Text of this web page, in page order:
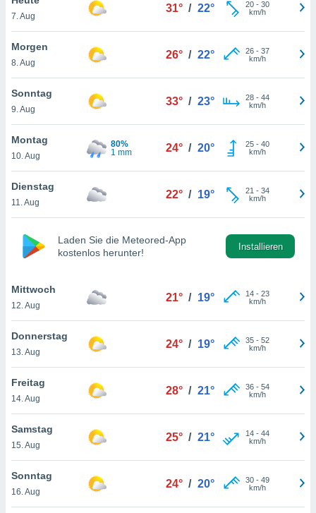
oder
Partner
es uns
das
der
Profil zu
Ihnen
finden
. Sie
jederzeit
Sie
der
weiterhin
7. Aug
31° / 22° 20- 30
km/h
Morgen
8. Aug
26° / 22° 26- 37
km/h
Sonntag
9. Aug
33° / 23° 28- 44
km/h
Montag
10. Aug
80%
1 mm
24° / 20° 25- 40
km/h
Dienstag
11. Aug
22° / 19° 21 - 34
km/h
Laden Sie die Meteored-App
kostenlos herunter!
Installieren
Mittwoch
12. Aug
21° / 19° 14- 23
km/h
Donnerstag
13. Aug
24° / 19° 35- 52
km/h
Freitag
14. Aug
28° / 21° 36- 54
km/h
Samstag
15. Aug
25° / 21° 14- 44
km/h
Sonntag
16. Aug
24° / 20° 30- 49
km/h